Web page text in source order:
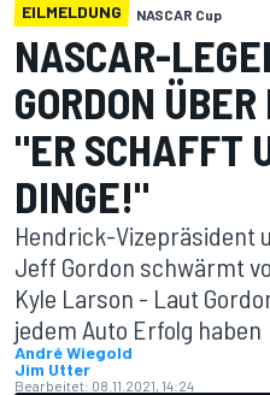
EILMELDUNG NASCAR Cup
NASCAR-
GORDON
"ER SCHAFFT
DINGE!"
Hendrick-Vizepräsident
Jeff Gordon schwärmt
Kyle Larson - Laut
jedem Auto Erfolg haben
André Wiegold
Jim Utter
Bearbeitet: 08.11.2021, 14:24